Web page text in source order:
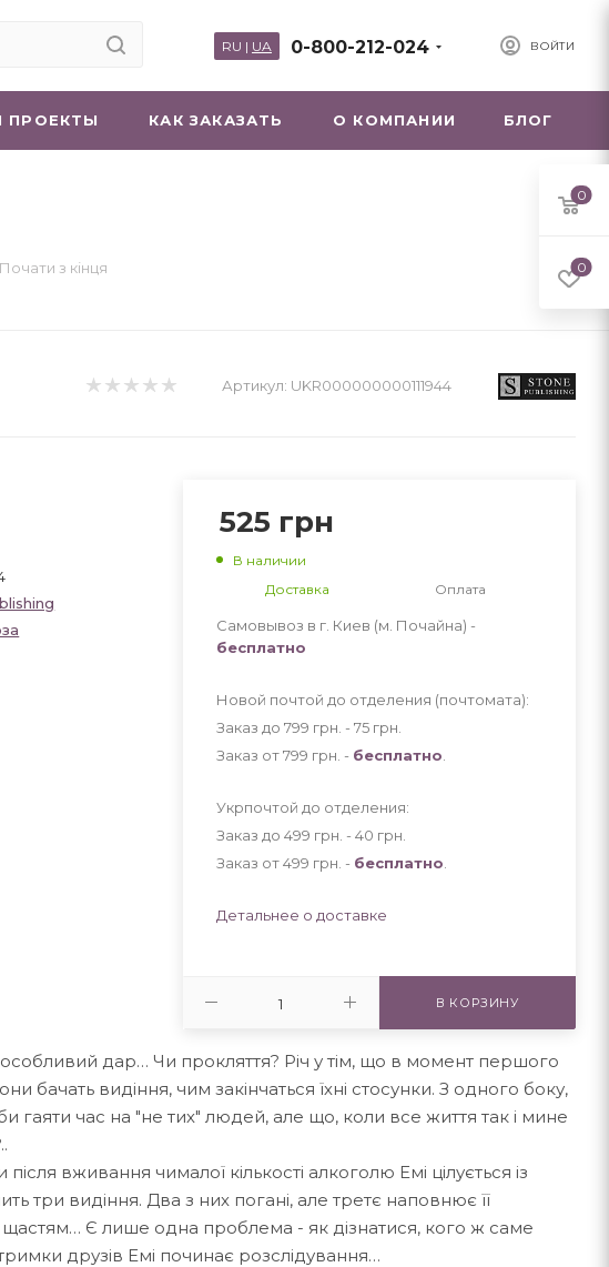
ВОЙТИ
0-800-212-024
RU | UA
ПРОЕКТЫ КАК ЗАКАЗАТЬ О КОМПАНИИ БЛОГ
Почати з кінця
Артикул: UKR000000000111944
525 грн
В наличии
Доставка
Оплата
Самовывоз в г. Киев (м. Почайна) -
бесплатно
Новой почтой до отделения (почтомата):
Заказ до 799 грн. - 75 грн
Заказ от 799 грн. - бесплатно
Укрпочтой до отделения:
Заказ до 499 грн. - 40 грн
Заказ от 499 грн. - бесплатно
Детальнее о доставке
В КОРЗИНУ
дар… Чи прокляття? Річ у тім, що в момент першого
бачать видіння, чим закінчаться їхні стосунки. З одного боку,
гаяти час на "не тих" людей, але що, коли все життя так і мине
після вживання чималої кількості алкоголю Емі цілується із
три видіння. Два з них погані, але третє наповнює її
Є лише одна проблема - як дізнатися, кого ж саме
друзів Емі починає розслідування…
0
0